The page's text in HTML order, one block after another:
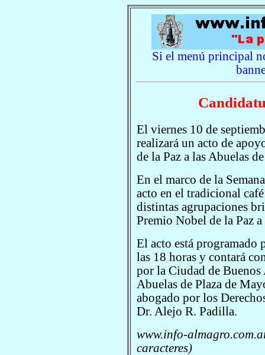
Si el menú principal
El viernes 10 de
realizará un acto de
de la Paz a las Abuelas
En el marco de la
acto en el tradicional
distintas agrupaciones
Premio Nobel de la Paz
El acto está programado
las 18 horas y contará
por la Ciudad de
Abuelas de Plaza de
abogado por los
Dr. Alejo R. Padilla.
www.info-
caracteres)